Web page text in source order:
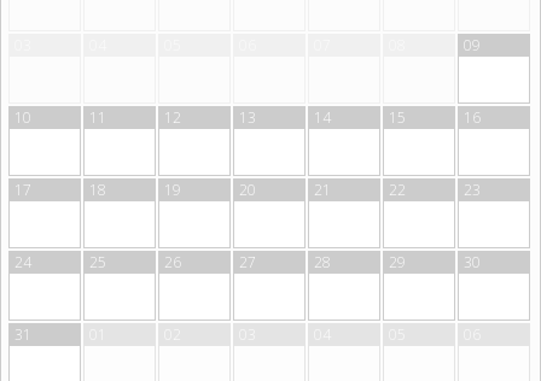
09
10 11 12 13 14 15 16
17 18 19 20 21 22 23
24 25 26 27 28 29 30
31